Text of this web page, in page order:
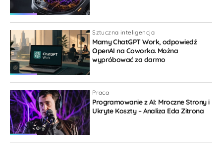
Sztuczna inteligencja
Mamy ChatGPT Work, odpowiedź
OpenAI na Coworka. Można
wypróbować za darmo
Praca
Programowanie z AI: Mroczne Strony i
Ukryte Koszty – Analiza Eda Zitrona